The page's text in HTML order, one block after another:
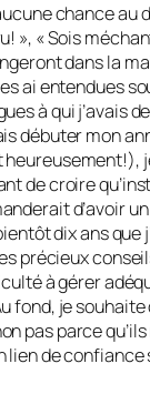
chance au
», « Sois
dans la
ai entendues
à qui j’avais
débuter mon
de croire
d’avoir
dix ans que
précieux
à gérer
fond, je
pas parce
lien de confiance